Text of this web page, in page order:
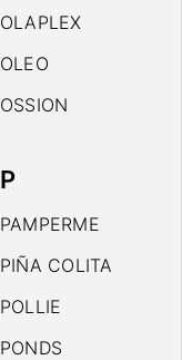
OLAPLEX
OLEO
OSSION
P
PAMPERME
PIÑA COLITA
POLLIE
PONDS